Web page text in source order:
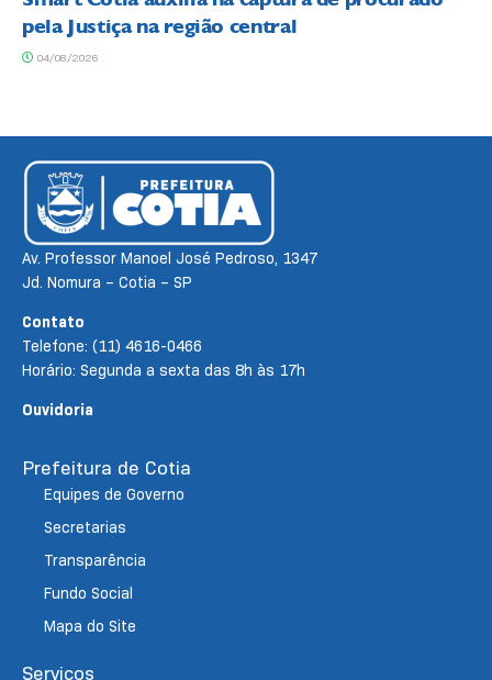
pela Justiça na região central
04/08/2026
Av. Professor Manoel José Pedroso, 1347
Jd. Nomura – Cotia – SP
Contato
Telefone: (11) 4616-0466
Horário: Segunda a sexta das 8h às 17h
Ouvidoria
Prefeitura de Cotia
Equipes de Governo
Secretarias
Transparência
Fundo Social
Mapa do Site
Serviços